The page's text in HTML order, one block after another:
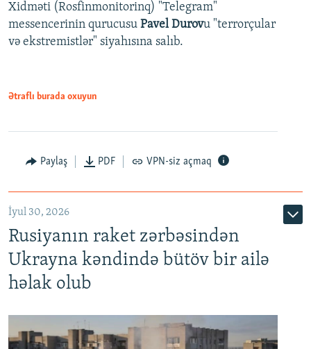
Xidməti (Rosfinmonitorinq) "Telegram"
messencerinin qurucusu Pavel Durovu "terrorçular
və ekstremistlər" siyahısına salıb.
Ətraflı burada oxuyun
Paylaş PDF VPN-siz açmaq
İyul 30, 2026
Rusiyanın raket zərbəsindən
Ukrayna kəndində bütöv bir ailə
həlak olub